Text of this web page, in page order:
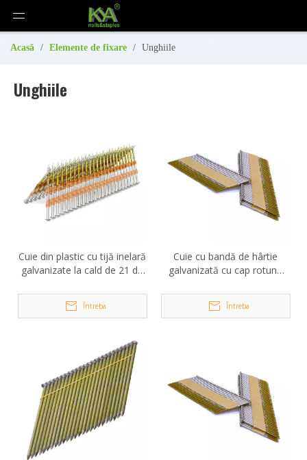
Acasă / Elemente de fixare / Unghiile
Unghiile
Cuie din plastic cu tijă inelară
galvanizate la cald de 21 de
Întreba
Cuie cu bandă de hârtie
galvanizată cu cap rotund
0,113 inci
Întreba